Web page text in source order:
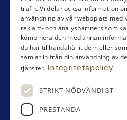
Bli
Tävling
Äta
Klubben
Pro /
Spela
trafik. Vi delar också information
användning av vår webbplats med
reklam- och analyspartners som
kombinera den med annan
du har tillhandahållit dem eller
samlat in från din användning av
tjänster. Integritetspolicy
STRIKT NÖDVÄNDIGT
PRESTANDA